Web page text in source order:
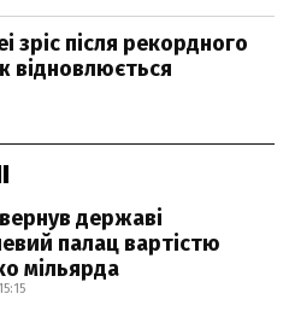
зріс після рекордного
відновлюється
державі
палац вартістю
мільярда